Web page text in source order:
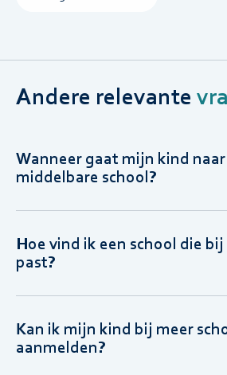
Andere relevante
Wanneer gaat mijn kind naar
middelbare school?
Hoe vind ik een school die
past?
Kan ik mijn kind bij meer
aanmelden?